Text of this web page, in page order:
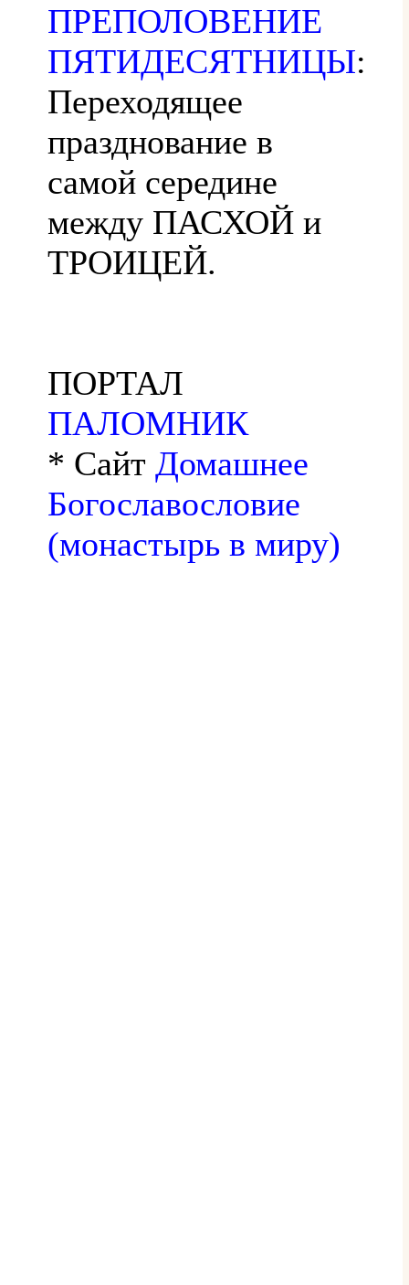
ПРЕПОЛОВЕНИЕ
ПЯТИДЕСЯТНИЦЫ:
Переходящее
празднование в
самой середине
между ПАСХОЙ и
ТРОИЦЕЙ.
ПОРТАЛ
ПАЛОМНИК
* Сайт Домашнее
Богославословие
(монастырь в миру)